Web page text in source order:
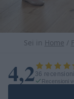
Sei in Home /
4,236
Recensioni